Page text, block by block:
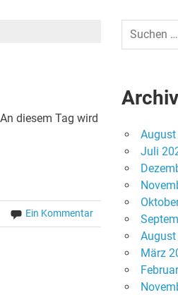
diesem Tag wird
Ein Kommentar
Archiv
Juli
März